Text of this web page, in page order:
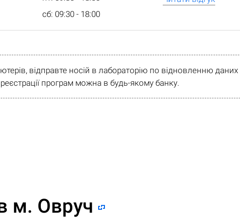
сб: 09:30 - 18:00
відправте носій в лабораторію по відновленню
програм можна в будь-якому банку.
м. Овруч